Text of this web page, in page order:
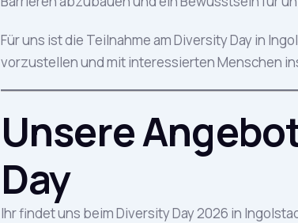
Für uns ist die Teilnahme am Diversity Day in
vorzustellen und mit interessierten Menschen
Unsere
Day
Ihr findet uns beim Diversity Day 2026 in